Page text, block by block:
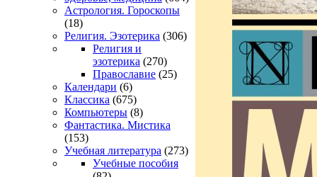
Астрология. Гороскопы
(18)
Религия. Эзотерика (306)
Религия и
эзотерика (270)
Православие (25)
Календари (6)
Классика (675)
Компьютеры (8)
Фантастика. Мистика
(153)
Учебная литература (273)
Учебные пособия